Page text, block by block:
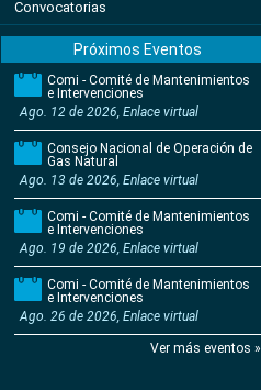
Convocatorias
Próximos Eventos
Comi - Comité de Mantenimientos
e Intervenciones
Ago. 12 de 2026, Enlace virtual
Consejo Nacional de Operación de
Gas Natural
Ago. 13 de 2026, Enlace virtual
Comi - Comité de Mantenimientos
e Intervenciones
Ago. 19 de 2026, Enlace virtual
Comi - Comité de Mantenimientos
e Intervenciones
Ago. 26 de 2026, Enlace virtual
Ver más eventos »